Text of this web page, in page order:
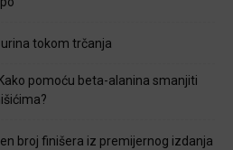
urina tokom trčanja
Kako pomoću beta-alanina smanjiti
broj finišera iz premijernog izdanja